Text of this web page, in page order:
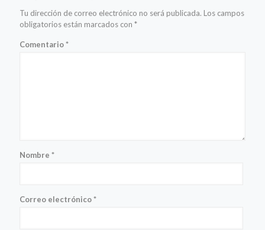
Tu dirección de correo electrónico no será publicada. Los campos
obligatorios están marcados con *
Comentario*
Nombre *
Correo electrónico*